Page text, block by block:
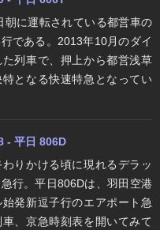
朝に運転されている都営車の
である。2013年10月のダイ
列車で、押上から都営浅草
となる快速特急となってい
- 平日 806D
りかける頃に現れるデラッ
行。平日806Dは、羽田空港
発新逗子行のエアポート急
、京急時刻表を開いてみて